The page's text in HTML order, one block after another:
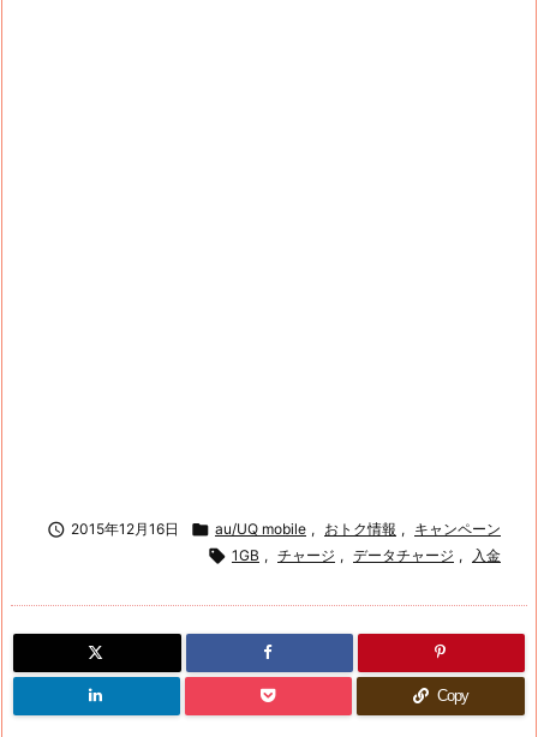
 2015年12月16日  au/UQ mobile , おトク情報 , キャンペーン
 1GB , チャージ , データチャージ , 入金
Copy